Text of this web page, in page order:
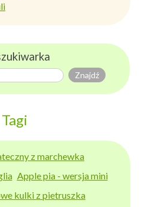
Tagi
z marchewka
Apple pia - wersja mini
kulki z pietruszka